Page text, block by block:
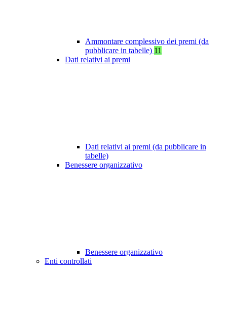
Ammontare complessivo dei premi (da
pubblicare in tabelle) 11
Dati relativi ai premi
Dati relativi ai premi (da pubblicare in
tabelle)
Benessere organizzativo
Benessere organizzativo
Enti controllati